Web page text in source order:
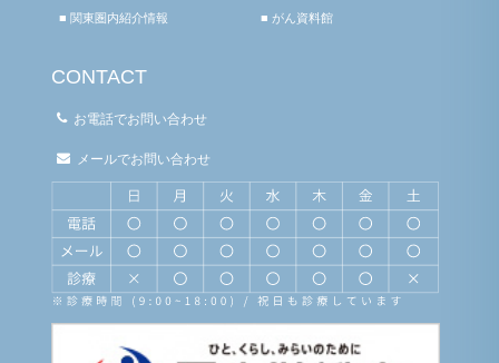
■ 関東圏内紹介情報 ■ がん資料館
CONTACT
お電話でお問い合わせ
メールでお問い合わせ